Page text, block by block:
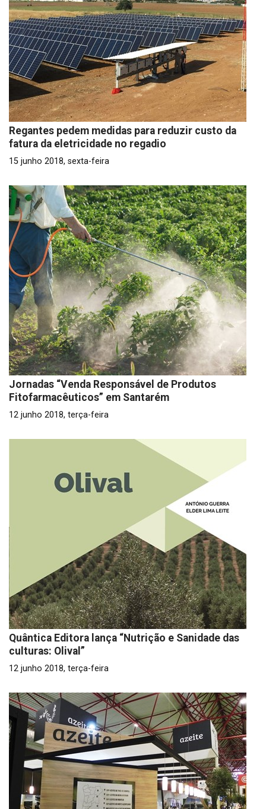
Regantes pedem medidas para reduzir custo da
fatura da eletricidade no regadio
15 junho 2018, sexta-feira
Jornadas “Venda Responsável de Produtos
Fitofarmacêuticos” em Santarém
12 junho 2018, terça-feira
Quântica Editora lança “Nutrição e Sanidade das
culturas: Olival”
12 junho 2018, terça-feira